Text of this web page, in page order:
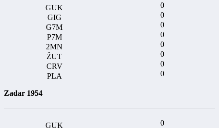
0
0
0
0
0
0
0
0
Zadar 1954
0